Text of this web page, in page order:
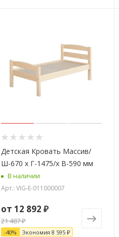
Детская Кровать Массив/
Ш-670 х Г-1475/х В-590 мм
В наличии
Арт.: VIG-E-011000007
от 12 892 ₽
21 487 ₽
-40% Экономия 8 595 ₽